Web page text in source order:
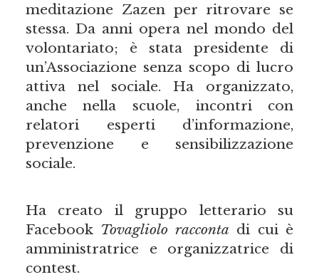
meditazione Zazen per ritrovare se
stessa. Da anni opera nel mondo del
volontariato; è stata presidente di
un’Associazione senza scopo di lucro
attiva nel sociale. Ha organizzato,
anche nella scuole, incontri con
relatori esperti d’informazione,
prevenzione e sensibilizzazione
sociale.
Ha creato il gruppo letterario su
Facebook Tovagliolo racconta di cui è
amministratrice e organizzatrice di
contest.